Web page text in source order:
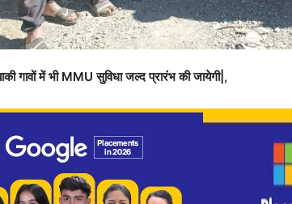
गावों में भी MMU सुविधा जल्द प्रारंभ की जायेगी|,